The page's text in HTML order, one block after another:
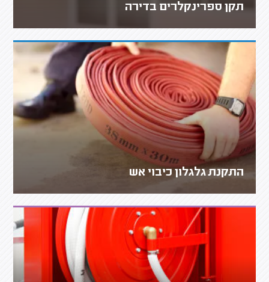
תקן ספרינקלרים בדירה
התקנת גלגלון כיבוי אש